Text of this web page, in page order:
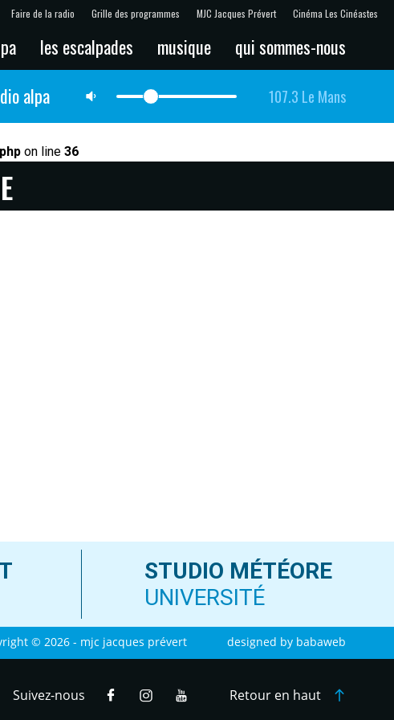
Faire de la radio Grille des programmes MJC Jacques Prévert Cinéma Les Cinéastes
les escalpades musique qui sommes-nous
alpa 107.3 Le Mans
on line 36
STUDIO MÉTÉORE
UNIVERSITÉ
© 2026 - mjc jacques prévert designed by babaweb
Suivez-nous Retour en haut